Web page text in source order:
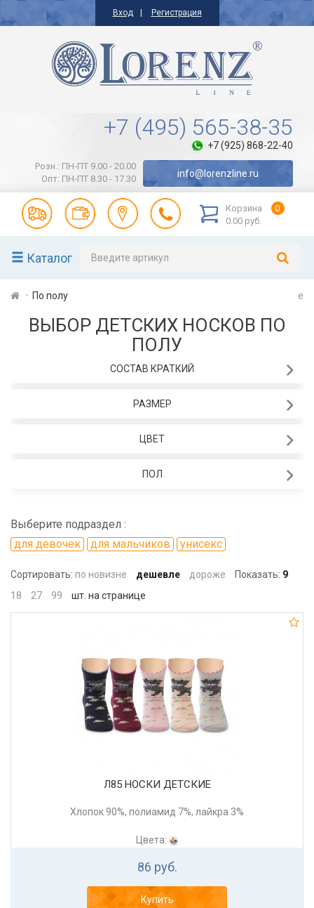
Вход Регистрация
+7 (495) 565-38-35
+7 (925) 868-22-40
Розн.: ПН-ПТ 9.00 - 20.00
Опт: ПН-ПТ 8.30 - 17.30
info@lorenzline.ru
Корзина
0
0.00 руб.
Каталог
По полу e
ВЫБОР ДЕТСКИХ НОСКОВ ПО
ПОЛУ
СОСТАВ КРАТКИЙ
РАЗМЕР
ЦВЕТ
ПОЛ
Выберите подраздел :
для девочек
для мальчиков унисекс
Сортировать: по новизне дешевле дороже Показать: 9
18
27 99 шт. на странице
Л85 НОСКИ ДЕТСКИЕ
Хлопок 90%, полиамид 7%, лайкра 3%
Цвета:
86 руб.
Купить